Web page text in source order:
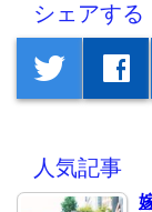
シェアする
twitter facebook
人気記事